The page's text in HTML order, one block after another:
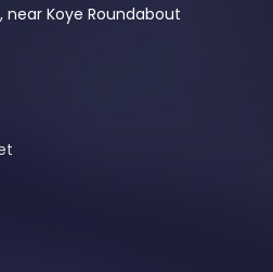
near Koye Roundabout